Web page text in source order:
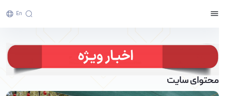
En
صفحه اصلی - پرتال خبری دانشگاه اراک
محتوای سایت